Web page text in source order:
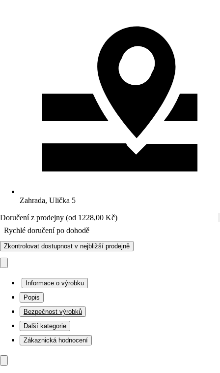
Zahrada, Ulička 5
Doručení z prodejny (od 1228,00 Kč)
Rychlé doručení po dohodě
Zkontrolovat dostupnost v nejbližší prodejně
Informace o výrobku
Popis
Bezpečnost výrobků
Další kategorie
Zákaznická hodnocení